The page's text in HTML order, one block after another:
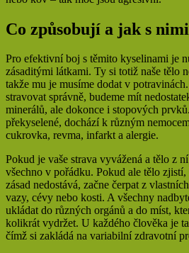
Co způsobují a jak s
Pro efektivní boj s těmito kyselinami je
zásaditými látkami. Ty si totiž naše tělo
takže mu je musíme dodat v
stravovat správně, budeme mít
minerálů, ale dokonce i stopových
překyselené, dochází k různým
cukrovka, revma, infarkt a alergie.
Pokud je vaše strava vyvážená a tělo z
všechno v pořádku. Pokud ale tělo zjistí,
zásad nedostává, začne čerpat z
vazy, cévy nebo kosti. A všechny
ukládat do různých orgánů a do míst,
kolikrát vydržet. U každého člověka je
čímž si zakládá na variabilní zdravotní